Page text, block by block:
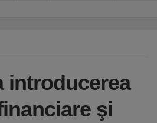
introducerea
şi